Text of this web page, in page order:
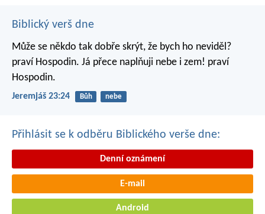
Biblický verš dne
Může se někdo tak dobře skrýt, že bych ho neviděl?
praví Hospodin. Já přece naplňuji nebe i zem! praví
Hospodin.
Jeremjáš 23:24 Bůh nebe
Přihlásit se k odběru Biblického verše dne:
Denní oznámení
E-mail
Android